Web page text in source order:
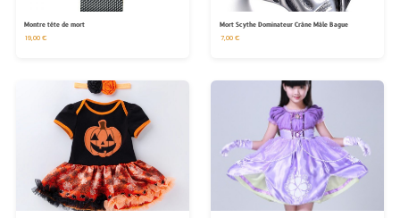
Montre tête de mort
19,00 €
Mort Scythe Dominateur Crâne Mâle Bague
7,00 €